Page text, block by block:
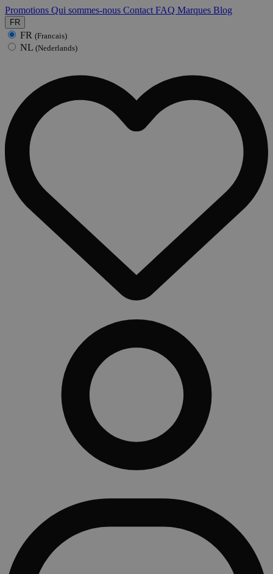
Promotions Qui sommes-nous Contact FAQ Marques Blog
FR
FR (Francais)
NL (Nederlands)